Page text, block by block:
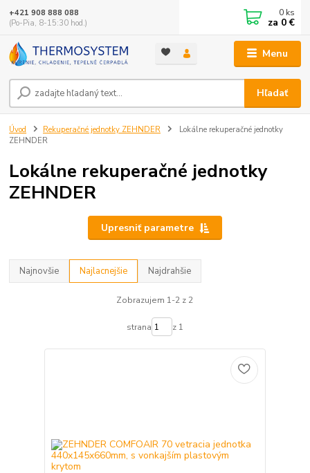
Menu
Hľadať
+421 908 888 088
(Po-Pia, 8-15:30 hod.)
0 ks
za 0 €
Úvod Rekuperačné jednotky ZEHNDER
Lokálne rekuperačné jednotky
ZEHNDER
Lokálne rekuperačné jednotky
ZEHNDER
Upresniť parametre
Najnovšie Najlacnejšie Najdrahšie
Zobrazujem 1-2 z 2
strana z 1